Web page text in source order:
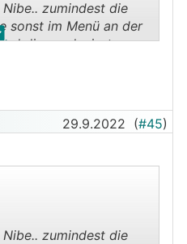
.
zumindest die
sonst im Menü an der
die produzierte
das anders?
29.9.2022 (#45)
zumindest die